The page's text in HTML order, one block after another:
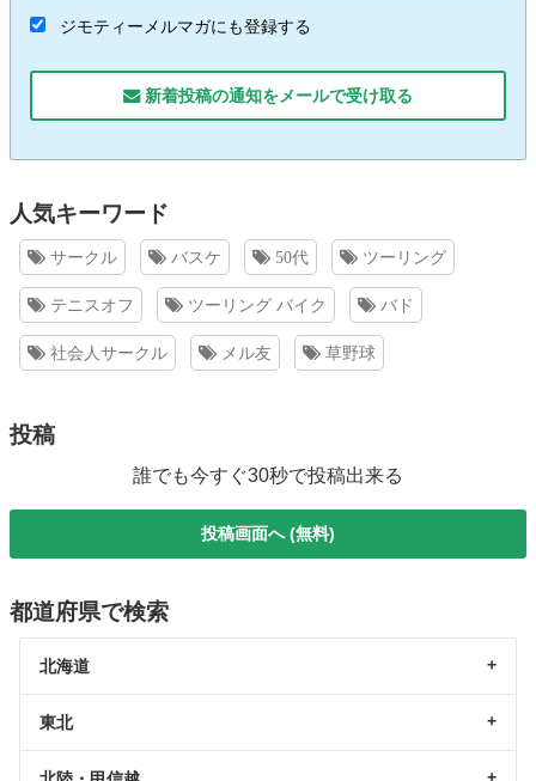
ジモティーメルマガにも登録する
新着投稿の通知をメールで受け取る
人気キーワード
サークル バスケ 50代 ツーリング
テニスオフ ツーリング バイク バド
社会人サークル メル友 草野球
投稿
誰でも今すぐ30秒で投稿出来る
投稿画面へ (無料)
都道府県で検索
北海道
東北